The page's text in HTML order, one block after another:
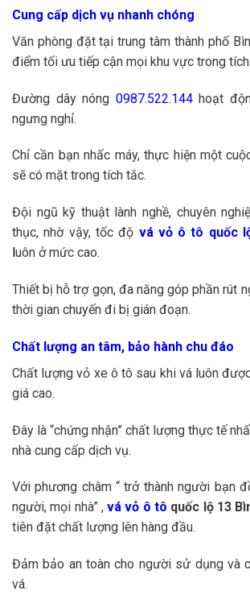
Cung cấp dịch vụ nhanh chóng
Văn phòng đặt tại trung tâm thành phố
điểm tối ưu tiếp cận mọi khu vực trong
Đường dây nóng 0987.522.144 hoạt
ngưng nghỉ.
Chỉ cần bạn nhấc máy, thực hiện một
sẽ có mặt trong tích tắc.
Đội ngũ kỹ thuật lành nghề, chuyên
thục, nhờ vậy, tốc độ vá vỏ ô tô quốc
uôn ở mức cao.
Thiết bị hỗ trợ gọn, đa năng góp phần rút
thời gian chuyến đi bị gián đoạn.
Chất lượng an tâm, bảo hành chu đáo
Chất lượng vỏ xe ô tô sau khi vá luôn
giá cao.
Đây là “chứng nhận” chất lượng thực tế
nhà cung cấp dịch vụ.
Với phương châm “ trở thành người bạn
người, mọi nhà” ,vá vỏ ô tô quốc lộ 13
tiên đặt chất lượng lên hàng đầu.
Đảm bảo an toàn cho người sử dụng và
vá.